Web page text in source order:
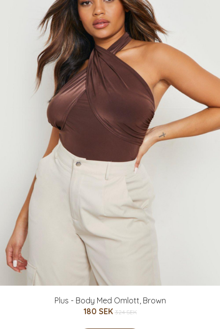
Plus - Body Med Omlott, Brown
180 SEK 324 SEK